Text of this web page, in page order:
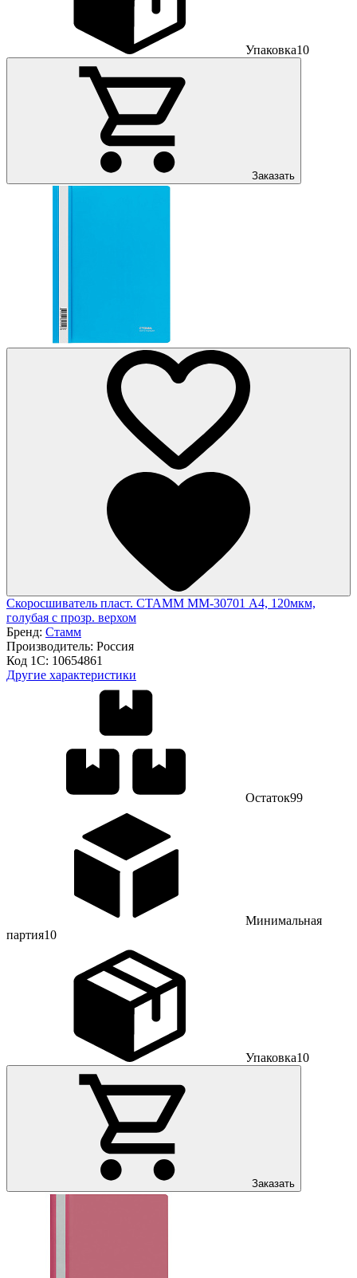
Упаковка10
Заказать
Скоросшиватель пласт. СТАММ ММ-30701 А4, 120мкм,
голубая с прозр. верхом
Бренд: Стамм
Производитель: Россия
Код 1С: 10654861
Другие характеристики
Остаток99
Минимальная
партия10
Упаковка10
Заказать